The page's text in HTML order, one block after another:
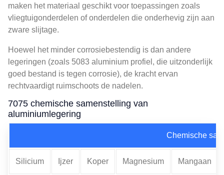
maken het materiaal geschikt voor toepassingen zoals
vliegtuigonderdelen of onderdelen die onderhevig zijn aan
zware slijtage.
Hoewel het minder corrosiebestendig is dan andere
legeringen (zoals 5083 aluminium profiel, die uitzonderlijk
goed bestand is tegen corrosie), de kracht ervan
rechtvaardigt ruimschoots de nadelen.
7075 chemische samenstelling van
aluminiumlegering
Chemische
Silicium Ijzer Koper Magnesium Mangaan